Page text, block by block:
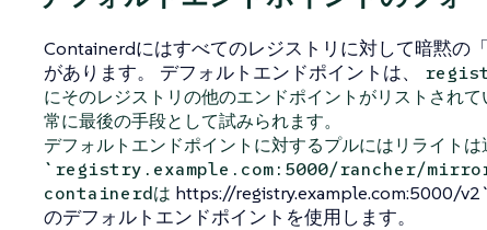
Containerdにはすべてのレジストリに対して暗黙の
があります。 デフォルトエンドポイントは、
にそのレジストリの他のエンドポイントがリストされて
常に最後の手段として試みられます。
デフォルトエンドポイントに対するプルにはリライトは
`registry.example.com:5000/rancher/
containerdは https://registry.example.com:5000/v2`
のデフォルトエンドポイントを使用します。